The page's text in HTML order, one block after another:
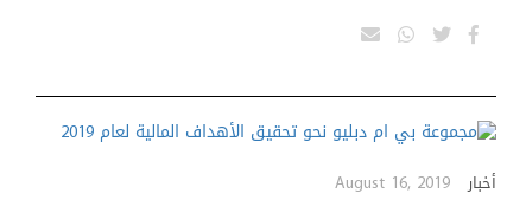
أخبار August 16, 2019